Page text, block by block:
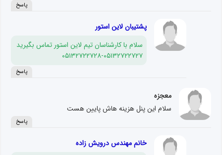
پاسخ
پشتیبان لاین استور
سلام با کارشناسان تیم لاین استور تماس بگیرید
۰۵۱۳۲۷۲۲۷۲۸-۰۵۱۳۲۷۲۲۷۲۷
پاسخ
معجزه
سلام این پنل هزینه هاش پایین هست
پاسخ
خانم مهندس درویش زاده